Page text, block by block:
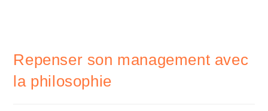
Repenser son management avec
la philosophie